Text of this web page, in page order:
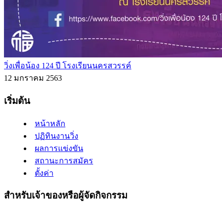
วิ่งเพื่อน้อง 124 ปี โรงเรียนนครสวรรค์
12 มกราคม 2563
เริ่มต้น
หน้าหลัก
ปฏิทินงานวิ่ง
ผลการแข่งขัน
สถานะการสมัคร
ตั้งค่า
สำหรับเจ้าของหรือผู้จัดกิจกรรม